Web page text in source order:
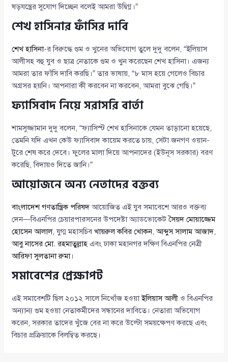
ষড়যন্ত্রের সুযোগ দিচ্ছেন বলেই আমরা উদ্বিগ্ন।”
শেখ হাসিনার ফাঁসির দাবি
শেখ হাসিনা-র বিরুদ্ধে গুম ও খুনের অভিযোগ তুলে দুদু বলেন, “ইলিয়াস
আলীসহ বহু যুব ও ছাত্র নেতাকে গুম ও খুন করেছেন শেখ হাসিনা। এজন্য
আমরা তার ফাঁসি দাবি করছি।” তার ভাষায়, “৮ মাস হয়ে গেলেও বিচার
অগ্রসর হয়নি। আপনারা কী করবেন না করবেন, আমরা বুঝে গেছি।”
ফ্যাসিবাদ নিয়ে সরাসরি বার্তা
শামসুজ্জামান দুদু বলেন, “ফ্যাসিস্ট শেখ হাসিনাকে যেমন তাড়ানো হয়েছে,
তেমনি যদি এখন কেউ ফ্যাসিবাদ কায়েম করতে চায়, সেটা জনগণ ওয়ান-
টুরে শেষ করে দেবে। ফুলের মালা দিয়ে আপনাদের (ইউনূস সরকার) বরণ
করেছি, বিদায়ও দিতে জানি।”
আয়োজনে অন্য নেতাদের বক্তব্য
বাংলাদেশ গণতান্ত্রিক পরিষদআয়োজিত এই যুব সমাবেশে আরও বক্তব্য
দেন—বিএনপির চেয়ারপারসনের উপদেষ্টা অ্যাডভোকেটসৈয়দ মোয়াজ্জেম
হোসেন আলাল, যুগ্ম মহাসচিবখায়রুল কবির খোকন,আব্দুস সালাম আজাদ,
আবু নাসের মো. রহমাতুল্লাহ এবং ঢাকা মহানগর দক্ষিণ বিএনপির নেত্রী
আরিফা সুলতানা রুমা।
সমাবেশের প্রেক্ষাপট
এই সমাবেশটি ছিল ২০১২ সালে নিখোঁজ হওয়াইলিয়াস আলী ও বিএনপির
অন্যান্য গুম হওয়া নেতাকর্মীদের সন্ধানের দাবিতে। নেতারা অভিযোগ
করেন, সরকার তাদের খুঁজে বের না করে উল্টো সময়ক্ষেপণ করছে এবং
বিচার প্রক্রিয়াকে বিলম্বিত করছে।